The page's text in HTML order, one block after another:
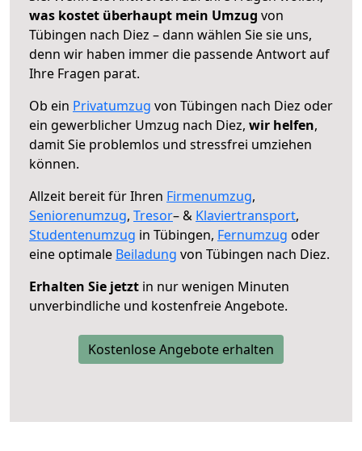
was kostet überhaupt mein Umzug von
Tübingen nach Diez – dann wählen Sie sie uns,
denn wir haben immer die passende Antwort auf
Ihre Fragen parat.
Ob ein Privatumzug von Tübingen nach Diez oder
ein gewerblicher Umzug nach Diez, wir helfen,
damit Sie problemlos und stressfrei umziehen
können.
Allzeit bereit für Ihren Firmenumzug,
Seniorenumzug, Tresor– & Klaviertransport,
Studentenumzug in Tübingen, Fernumzug oder
eine optimale Beiladung von Tübingen nach Diez.
Erhalten Sie jetzt in nur wenigen Minuten
unverbindliche und kostenfreie Angebote.
Kostenlose Angebote erhalten